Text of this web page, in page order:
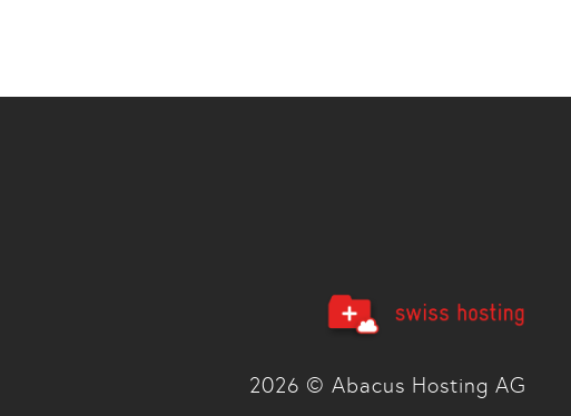
2026 © Abacus Hosting AG